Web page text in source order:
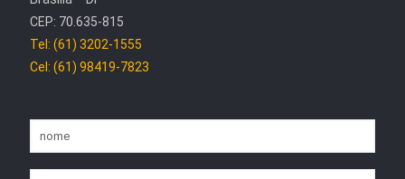
CEP: 70.635-815
Tel: (61) 3202-1555
Cel: (61) 98419-7823